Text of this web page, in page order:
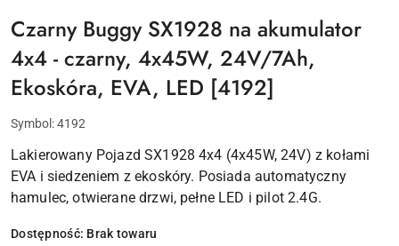
Czarny Buggy SX1928 na akumulator
4x4 - czarny, 4x45W, 24V/7Ah,
Ekoskóra, EVA, LED [4192]
Symbol:4192
Lakierowany Pojazd SX1928 4x4 (4x45W, 24V) z kołami
EVA i siedzeniem z ekoskóry. Posiada automatyczny
hamulec, otwierane drzwi, pełne LED i pilot 2.4G.
Dostępność: Brak towaru